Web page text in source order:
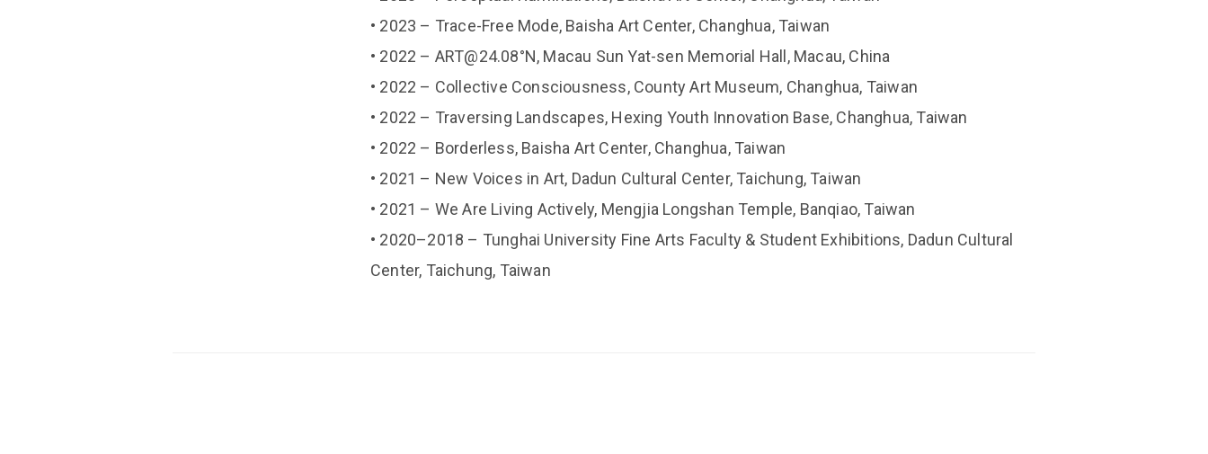
• 2023 – Trace-Free Mode, Baisha Art Center, Changhua, Taiwan
• 2022 – ART@24.08°N, Macau Sun Yat-sen Memorial Hall, Macau, China
• 2022 – Collective Consciousness, County Art Museum, Changhua, Taiwan
• 2022 – Traversing Landscapes, Hexing Youth Innovation Base, Changhua, Taiwan
• 2022 – Borderless, Baisha Art Center, Changhua, Taiwan
• 2021 – New Voices in Art, Dadun Cultural Center, Taichung, Taiwan
• 2021 – We Are Living Actively, Mengjia Longshan Temple, Banqiao, Taiwan
• 2020–2018 – Tunghai University Fine Arts Faculty & Student Exhibitions, Dadun Cultural
Center, Taichung, Taiwan